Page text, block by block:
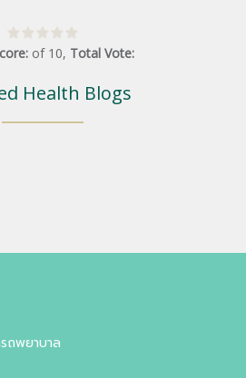
of 10, Total Vote:
Health Blogs
ถพยาบาล